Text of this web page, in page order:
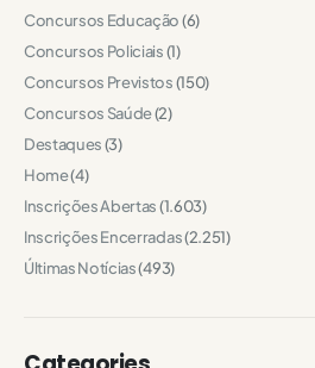
Concursos Educação(6)
Concursos Policiais(1)
Concursos Previstos(150)
Concursos Saúde(2)
Destaques(3)
Home(4)
Inscrições Abertas(1.603)
Inscrições Encerradas(2.251)
Últimas Notícias(493)